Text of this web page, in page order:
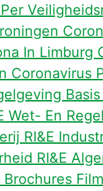
In Limburg
Coronavirus
Wet- En
RI&E
RI&E
Brochures